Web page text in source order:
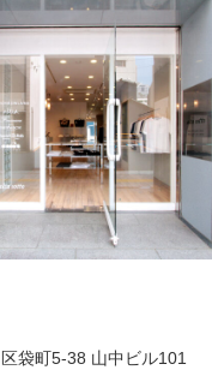
袋町5-38 山中ビル101